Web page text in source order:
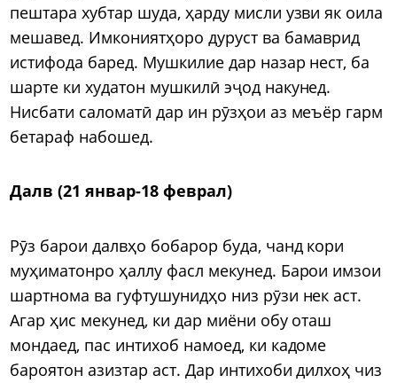
пештара хубтар шуда, ҳарду мисли узви як оила
мешавед. Имкониятҳоро дуруст ва бамаврид
истифода баред. Мушкилие дар назар нест, ба
шарте ки худатон мушкилӣ эҷод накунед.
Нисбати саломатӣ дар ин рӯзҳои аз меъёр гарм
бетараф набошед.
Далв (21 январ-18 феврал)
Рӯз барои далвҳо бобарор буда, чанд кори
муҳиматонро ҳаллу фасл мекунед. Барои имзои
шартнома ва гуфтушунидҳо низ рӯзи нек аст.
Агар ҳис мекунед, ки дар миёни обу оташ
мондаед, пас интихоб намоед, ки кадоме
бароятон азизтар аст. Дар интихоби дилхоҳ чиз